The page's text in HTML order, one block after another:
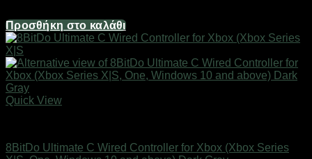
Προσθήκη στο καλάθι
Quick View
8BitDo Ultimate C Wired Controller for Xbox (Xbox Series